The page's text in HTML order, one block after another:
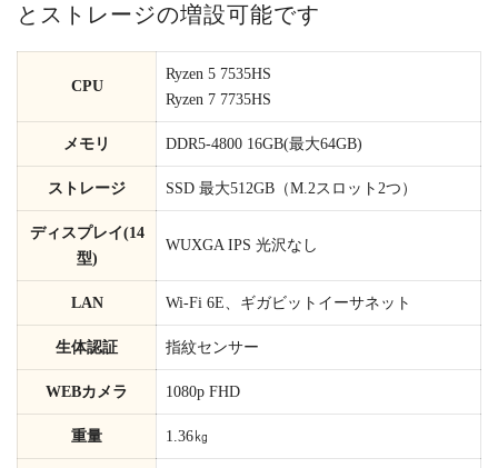
とストレージの増設可能です
CPU
Ryzen 5 7535HS
Ryzen 7 7735HS
メモリ DDR5-4800 16GB(最大64GB)
ストレージ SSD 最大512GB（M.2スロット2つ）
ディスプレイ(14
型)
WUXGA IPS 光沢なし
LAN Wi-Fi 6E、ギガビットイーサネット
生体認証 指紋センサー
WEBカメラ 1080p FHD
重量 1.36㎏